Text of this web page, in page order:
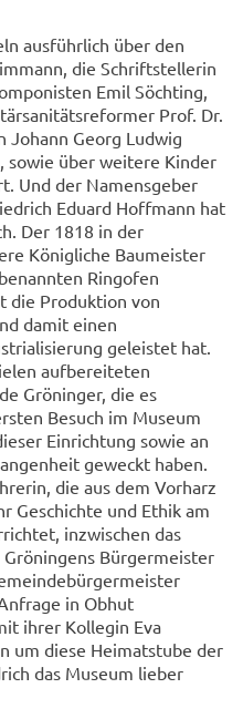
ausführlich über den
die Schriftstellerin
Emil Söchting,
Prof. Dr.
Johann Georg Ludwig
sowie über weitere Kinder
Und der Namensgeber
Eduard Hoffmann hat
Der 1818 in der
Königliche Baumeister
Ringofen
die Produktion von
damit einen
geleistet hat.
aufbereiteten
Gröninger, die es
Besuch im Museum
Einrichtung sowie an
geweckt haben.
die aus dem Vorharz
Geschichte und Ethik am
inzwischen das
Bürgermeister
in Obhut
ihrer Kollegin Eva
um diese Heimatstube der
das Museum lieber